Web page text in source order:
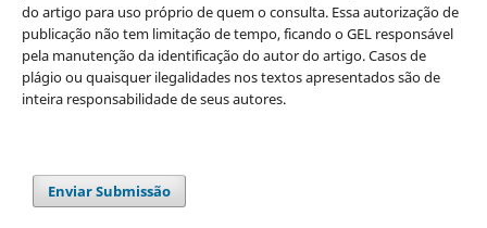
do artigo para uso próprio de quem o consulta. Essa autorização de
publicação não tem limitação de tempo, ficando o GEL responsável
pela manutenção da identificação do autor do artigo. Casos de
plágio ou quaisquer ilegalidades nos textos apresentados são de
inteira responsabilidade de seus autores.
Enviar Submissão